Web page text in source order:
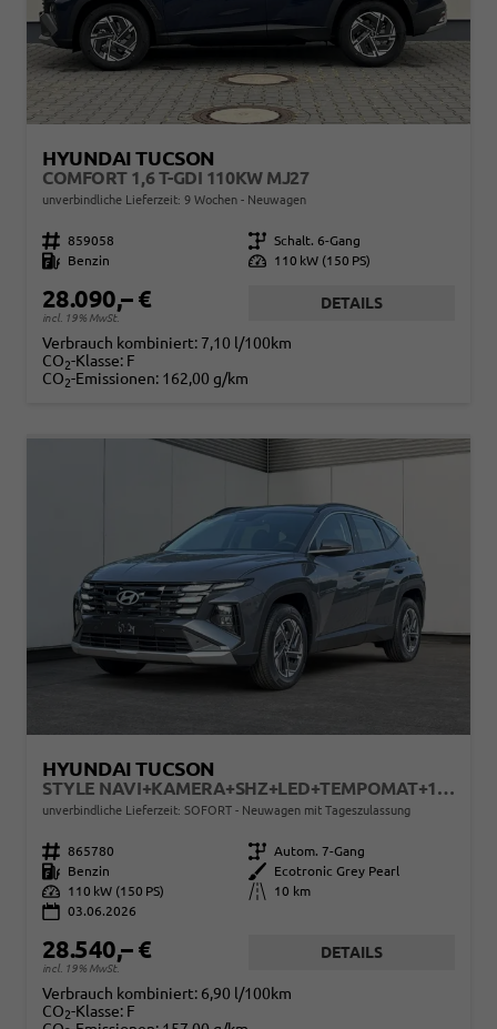
HYUNDAI TUCSON
COMFORT 1,6 T-GDI 110KW MJ27
unverbindliche Lieferzeit: 9 Wochen Neuwagen
Fahrzeugnr. 859058 Getriebe Schalt. 6-Gang
Kraftstoff
Benzin Leistung 110 kW (150 PS)
28.090,– €
incl. 19% MwSt.
DETAILS
Verbrauch kombiniert: 7,10 l/100km
CO2-Klasse: F
CO2-Emissionen: 162,00 g/km
HYUNDAI TUCSON
STYLE NAVI+KAMERA+SHZ+LED+TEMPOMAT+17" ALU+PDC
unverbindliche Lieferzeit: SOFORT Neuwagen mit Tageszulassung
Fahrzeugnr. 865780 Getriebe Autom. 7-Gang
Kraftstoff
Benzin Außenfarbe
Ecotronic Grey Pearl
Leistung
110 kW (150 PS) Kilometerstand
10 km
03.06.2026
28.540,– €
incl. 19% MwSt.
DETAILS
Verbrauch kombiniert: 6,90 l/100km
CO2-Klasse: F